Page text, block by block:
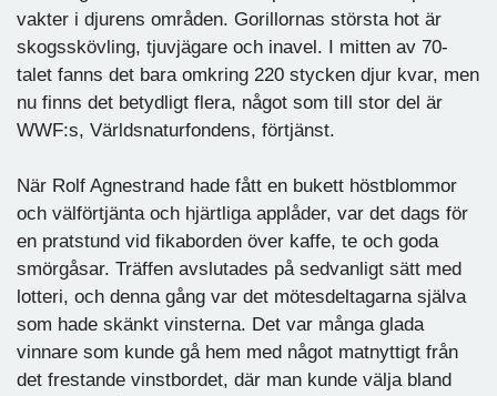
vakter i djurens områden. Gorillornas största hot är
skogsskövling, tjuvjägare och inavel. I mitten av 70-
talet fanns det bara omkring 220 stycken djur kvar, men
nu finns det betydligt flera, något som till stor del är
WWF:s, Världsnaturfondens, förtjänst.
När Rolf Agnestrand hade fått en bukett höstblommor
och välförtjänta och hjärtliga applåder, var det dags för
en pratstund vid fikaborden över kaffe, te och goda
smörgåsar. Träffen avslutades på sedvanligt sätt med
lotteri, och denna gång var det mötesdeltagarna själva
som hade skänkt vinsterna. Det var många glada
vinnare som kunde gå hem med något matnyttigt från
det frestande vinstbordet, där man kunde välja bland